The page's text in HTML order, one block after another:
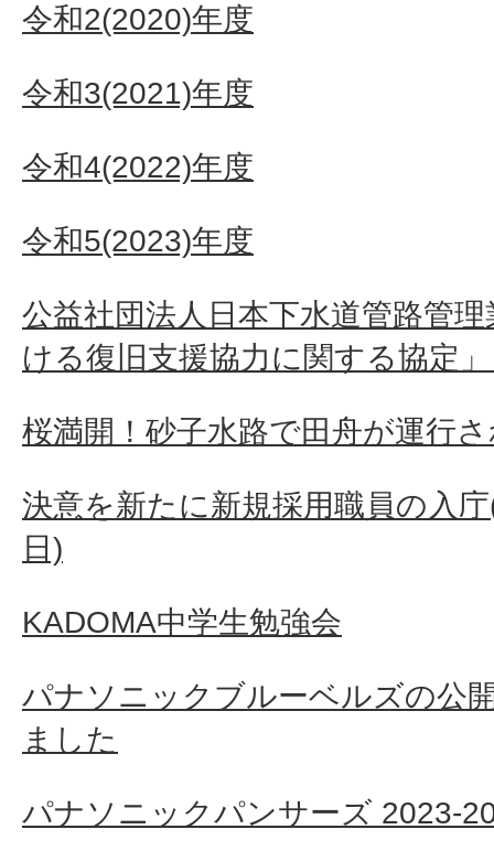
令和2(2020)年度
令和3(2021)年度
令和4(2022)年度
令和5(2023)年度
公益社団法人日本下水道管路管
ける復旧支援協力に関する協定
桜満開！砂子水路で田舟が運行
決意を新たに新規採用職員の入
日)
KADOMA中学生勉強会
パナソニックブルーベルズの公
ました
パナソニックパンサーズ 2023-